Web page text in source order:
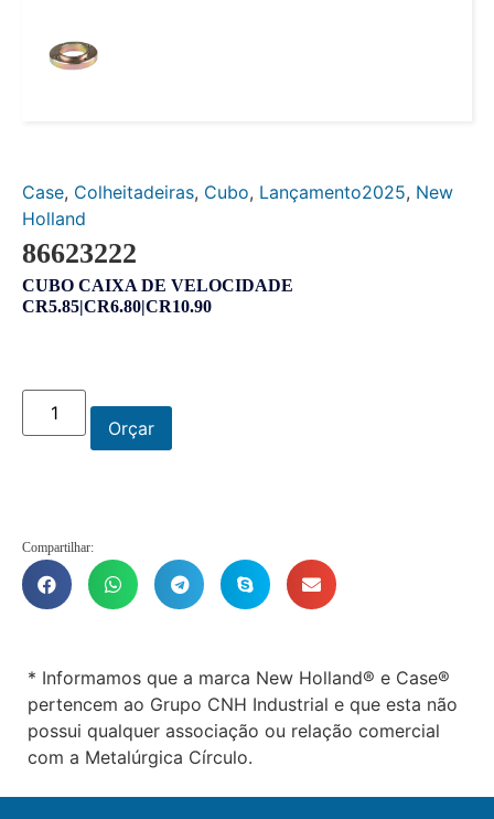
Case, Colheitadeiras, Cubo, Lançamento2025, New
Holland
86623222
CUBO CAIXA DE VELOCIDADE
CR5.85|CR6.80|CR10.90
Orçar
Compartilhar:
* Informamos que a marca New Holland® e Case®
pertencem ao Grupo CNH Industrial e que esta não
possui qualquer associação ou relação comercial
com a Metalúrgica Círculo.